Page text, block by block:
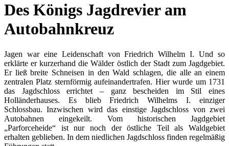
Des Königs Jagdrevier am
Autobahnkreuz
Jagen war eine Leidenschaft von Friedrich Wilhelm I. Und so
erklärte er kurzerhand die Wälder östlich der Stadt zum Jagdgebiet.
Er ließ breite Schneisen in den Wald schlagen, die alle an einem
zentralen Platz sternförmig aufeinandertrafen. Hier wurde um 1731
das Jagdschloss errichtet – ganz bescheiden im Stil eines
Holländerhauses. Es blieb Friedrich Wilhelms I. einziger
Schlossbau. Inzwischen wird das einstige Jagdschloss von zwei
Autobahnen eingekeilt. Vom historischen Jagdgebiet
„Parforceheide“ ist nur noch der östliche Teil als Waldgebiet
erhalten geblieben. In dem niedlichen Jagdschloss finden regelmäßig